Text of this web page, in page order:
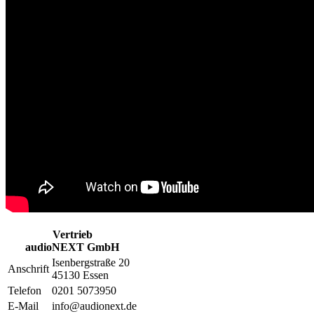
Vertrieb
audioNEXT GmbH
Anschrift
Isenbergstraße 20
45130 Essen
Telefon
0201 5073950
E-Mail
info@audionext.de